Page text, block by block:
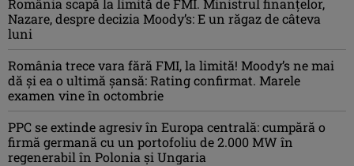
România scapă la limită de FMI. Ministrul finanțelor,
Nazare, despre decizia Moody’s: E un răgaz de câteva
luni
România trece vara fără FMI, la limită! Moody’s ne mai
dă și ea o ultimă șansă: Rating confirmat. Marele
examen vine în octombrie
PPC se extinde agresiv în Europa centrală: cumpără o
firmă germană cu un portofoliu de 2.000 MW în
regenerabil în Polonia și Ungaria